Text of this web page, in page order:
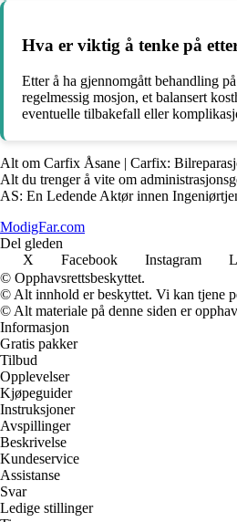
Hva er viktig å tenke på
Etter å ha gjennomgått behandling
regelmessig mosjon, et balansert
eventuelle tilbakefall eller
Alt om Carfix Åsane | Carfix:
Alt du trenger å vite om
AS: En Ledende Aktør innen
ModigFar.com
Del gleden
X
Facebook Instagram
© Opphavsrettsbeskyttet.
© Alt innhold er beskyttet. Vi kan tjene
© Alt materiale på denne siden er
Informasjon
Gratis pakker
Tilbud
Opplevelser
Kjøpeguider
Instruksjoner
Avspillinger
Beskrivelse
Kundeservice
Assistanse
Svar
Ledige stillinger